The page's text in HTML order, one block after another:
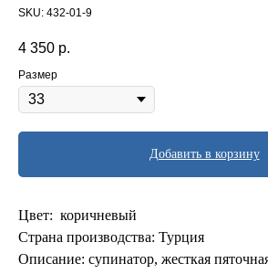
SKU: 432-01-9
4 350 р.
Размер
Добавить в корзину
Цвет: коричневый
Страна производства: Турция
Описание: супинатор, жесткая